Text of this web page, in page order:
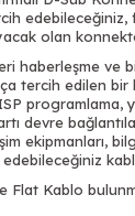
olan
haberleşme ve
tercih edilen
programlama,
devre
ekipmanları,
Flat Kablo